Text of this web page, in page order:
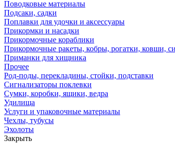
Поводковые материалы
Подсаки, садки
Поплавки для удочки и аксессуары
Прикормки и насадки
Прикормочные кораблики
Прикормочные ракеты, кобры, рогатки, ковши,
Приманки для хищника
Прочее
Род-поды, перекладины, стойки, подставки
Сигнализаторы поклевки
Сумки, коробки, ящики, ведра
Удилища
Услуги и упаковочные материалы
Чехлы, тубусы
Эхолоты
Закрыть